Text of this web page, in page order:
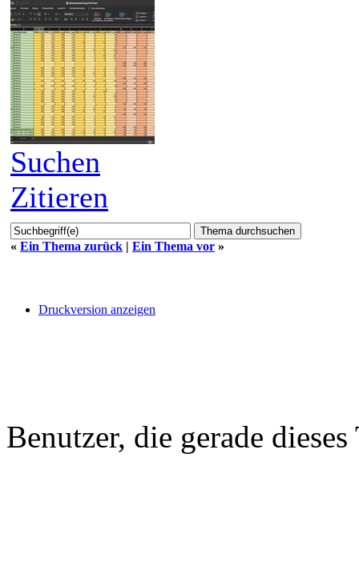
Suchen
Zitieren
« Ein Thema zurück | Ein Thema vor »
Druckversion anzeigen
Benutzer, die gerade